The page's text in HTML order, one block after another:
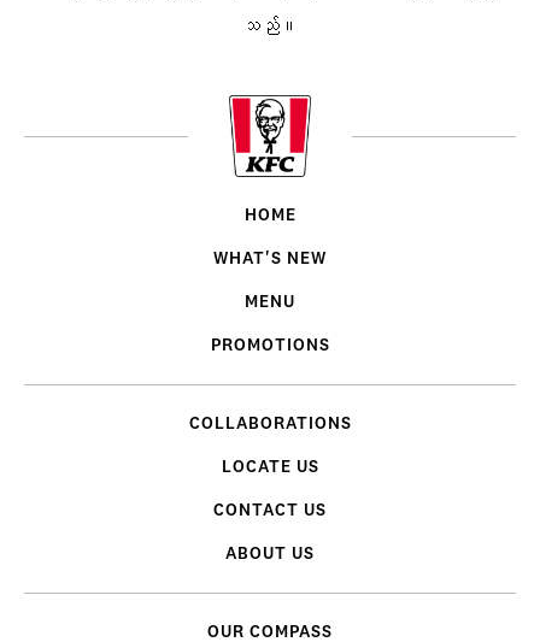
သည်။
HOME
WHAT'S NEW
MENU
PROMOTIONS
COLLABORATIONS
LOCATE US
CONTACT US
ABOUT US
OUR COMPASS